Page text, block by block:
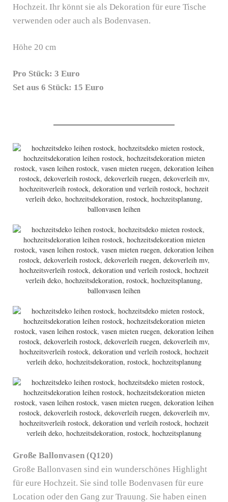
Hochzeit. Ihr könnt sie als Dekoration für eure Tische
verwenden oder auch als Bodenvasen.
Höhe 20 cm
Pro Stück: 3 Euro
Set aus 6 Stück: 15 Euro
Große Ballonvasen (Q120)
Große Ballonvasen sind ein wunderschönes Highlight
für eure Hochzeit. Sie sind tolle Bodenvasen für eure
Location oder den Gang zur Trauung. Sie haben einen